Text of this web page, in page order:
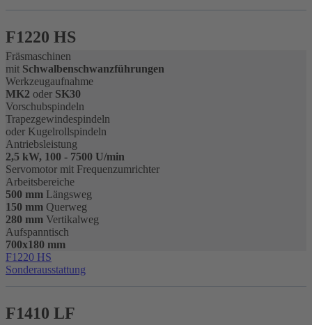
F1220 HS
Fräsmaschinen
mit Schwalbenschwanzführungen
Werkzeugaufnahme
MK2 oder SK30
Vorschubspindeln
Trapezgewindespindeln
oder Kugelrollspindeln
Antriebsleistung
2,5 kW, 100 - 7500 U/min
Servomotor mit Frequenzumrichter
Arbeitsbereiche
500 mm Längsweg
150 mm Querweg
280 mm Vertikalweg
Aufspanntisch
700x180 mm
F1220 HS
Sonderausstattung
F1410 LF